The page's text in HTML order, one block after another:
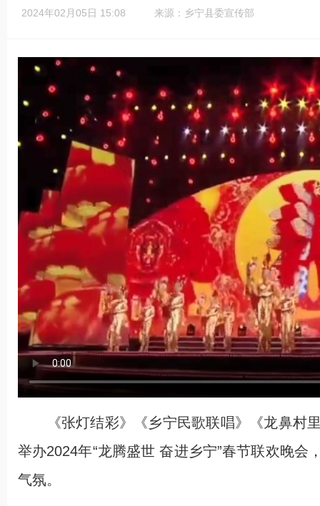
2024年02月05日 15:08 来源：乡宁县委宣传部
《张灯结彩》《乡宁民歌联唱》《龙鼻村
举办2024年“龙腾盛世 奋进乡宁”春节联欢晚
气氛。